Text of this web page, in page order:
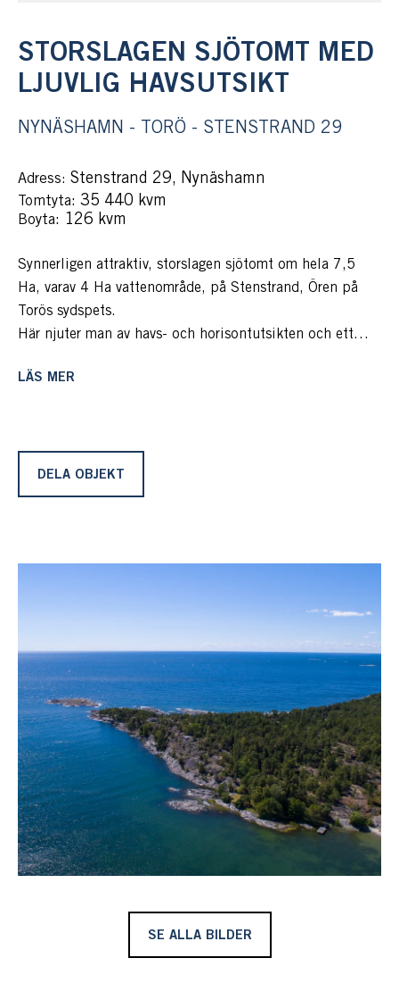
STORSLAGEN SJÖTOMT MED
LJUVLIG HAVSUTSIKT
NYNÄSHAMN - TORÖ - STENSTRAND 29
Adress: Stenstrand 29, Nynäshamn
Tomtyta: 35 440 kvm
Boyta: 126 kvm
Synnerligen attraktiv, storslagen sjötomt om hela 7,5
Ha, varav 4 Ha vattenområde, på Stenstrand, Ören på
Torös sydspets.
Här njuter man av havs- och horisontutsikten och ett
efter årstiderna. Ljudet av vågor som slår in mot
från Visby och diverse rov- och sjöfågel som cirkulerar
ovanför.
gedigen huvudbyggnad i framkant på berget med
härbre ligger österut på tomten och möjliggör kanske en
naturvårdsområde vilket ger full avskildhet.
Vi strandkant finns den egna udden med plana gräsytor
för sällskapsspel och karga hällar, vilka ger så mycket
skärgård det går att få. Bryggan sträcker sig ut i Saltsjön
och här finns plats att leva skärgårdslivet med ett rikt
skärgårdsliv. Den skyddade viken lämpar sig utmärkt för
vattensporter av diverse slag.
Kanske lära sig segla och vända över viken eller pröva
fiskelyckan med metreven eller lägga nät och njuta av
Vid bryggfästet finns sjöboden inredd med vedeldad
bastu och sjöstugan med sovrum och plats till förvaring.
LÄS MER
DELA OBJEKT
SE ALLA BILDER